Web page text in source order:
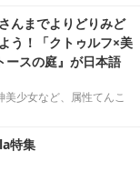
んまでよりどりみど
う！「クトゥルフ×美
ースの庭』が日本語
少女など、属性てんこ
特集